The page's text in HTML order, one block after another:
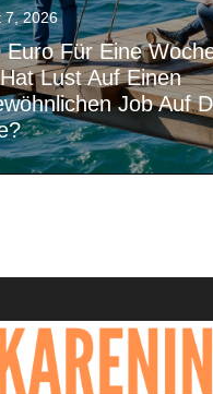
7, 2026
Euro Für Eine
Lust Auf Einen
Job Auf